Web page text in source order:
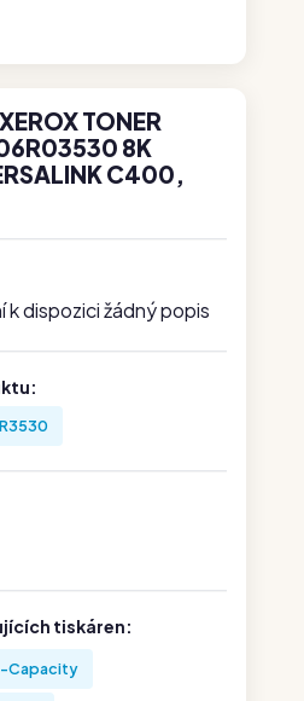
TONER
8K
C400,
k dispozici žádný popis
tiskáren:
Capacity